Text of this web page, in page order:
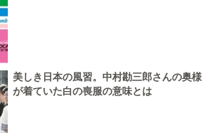
美しき日本の風習。中村勘三郎さんの奥様
が着ていた白の喪服の意味とは